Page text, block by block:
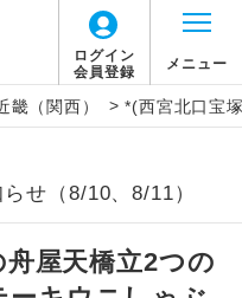
ログイン
会員登録
メニュー
畿（関西） > *(西宮北口宝
せ（8/10、8/11）
屋天橋立2つの
説明
（駅）から復路到着空港
行します。
（駅）から最終日出発空港
乗員が同行します。